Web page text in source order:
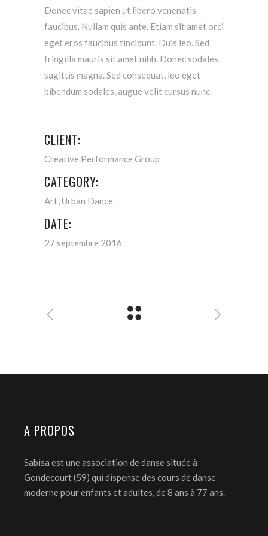
Donec vitae sapien ut libero venenatis
faucibus. Nullam quis ante. Etiam sit amet orci
eget eros faucibus tincidunt. Duis leo. Sed
fringilla mauris sit amet nibh. Donec sodales
sagittis magna. Sed consequat, leo eget
bibendum sodales, augue velit cursus nunc.
CLIENT:
Creative Performance Group
CATEGORY:
Art Urban Dance
DATE:
27 septembre 2016
A PROPOS
Sabisa est une association de danse située à
Gondecourt (59) qui dispense des cours de danse
moderne pour enfants et adultes, de 8 ans à 77 ans.